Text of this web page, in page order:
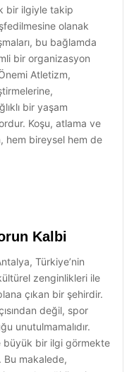
bir ilgiyle takip
olanak
bu bağlamda
bir organizasyon
Atletizm,
bir yaşam
Koşu, atlama ve
hem bireysel hem de
Kalbi
Türkiye’nin
zenginlikleri ile
çıkan bir şehirdir.
değil, spor
unutulmamalıdır.
büyük bir ilgi görmekte
Bu makalede,